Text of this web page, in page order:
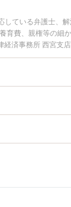
ている弁護士、
費、親権等の細
済事務所 西宮支
士に相談したい
』などでお困りの